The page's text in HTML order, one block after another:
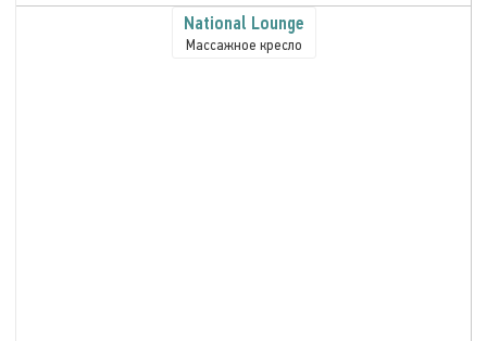
National Lounge
Массажное кресло